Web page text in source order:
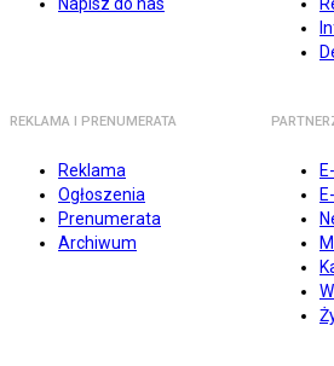
REKLAMA I PRENUMERATA
Reklama
Ogłoszenia
Prenumerata
Archiwum